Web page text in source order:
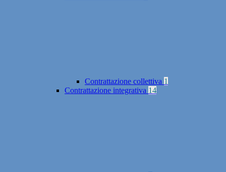
Contrattazione collettiva 1
Contrattazione integrativa 14